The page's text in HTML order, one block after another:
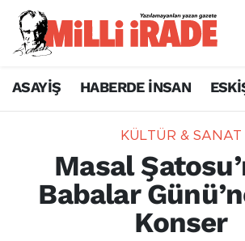
ASAYİŞ HABERDE İNSAN
KÜLTÜR & SANAT
Masal
Babalar
Konser